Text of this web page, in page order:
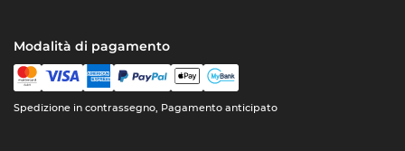
Modalità di pagamento
Spedizione in contrassegno, Pagamento anticipato